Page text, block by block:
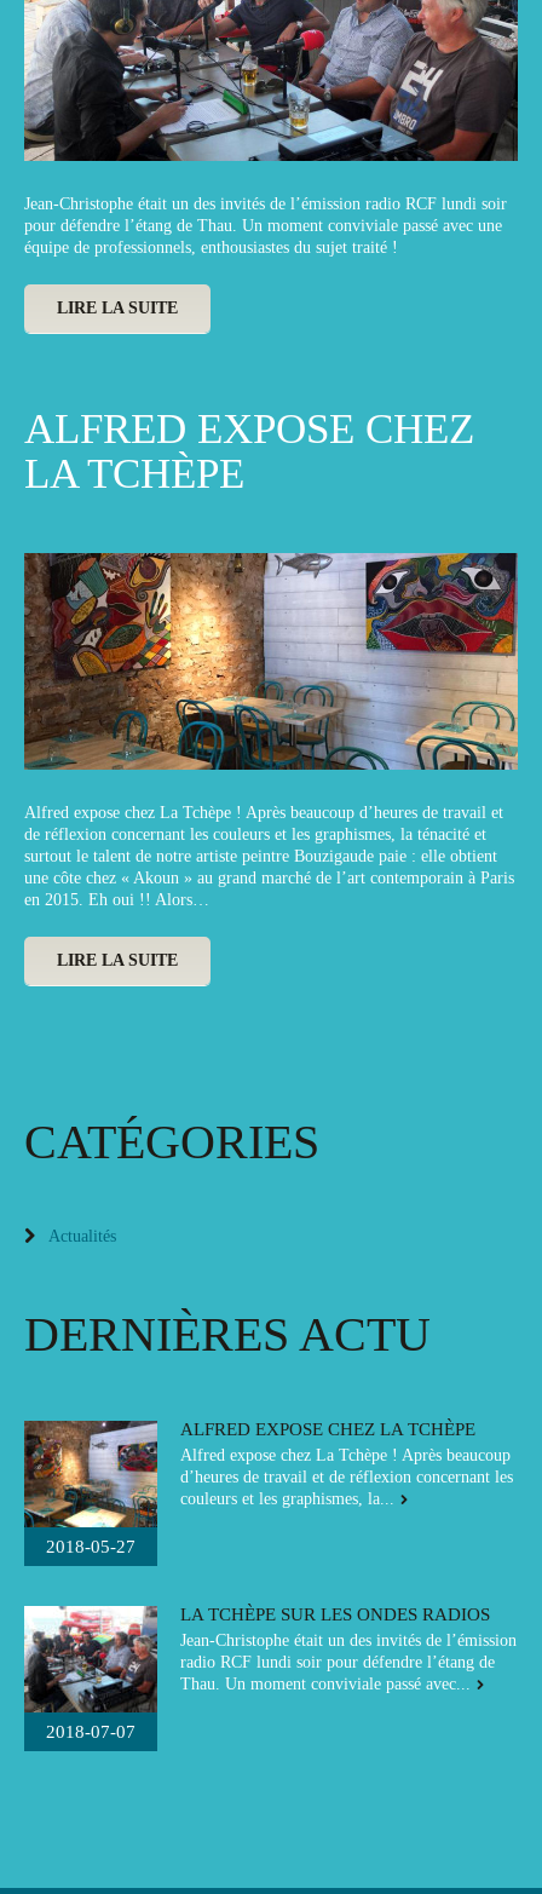
Jean-Christophe était un des invités de l’émission radio RCF lundi soir
pour défendre l’étang de Thau. Un moment conviviale passé avec une
équipe de professionnels, enthousiastes du sujet traité !
LIRE LA SUITE
ALFRED EXPOSE CHEZ
LA TCHÈPE
Alfred expose chez La Tchèpe ! Après beaucoup d’heures de travail et
de réflexion concernant les couleurs et les graphismes, la ténacité et
surtout le talent de notre artiste peintre Bouzigaude paie : elle obtient
une côte chez « Akoun » au grand marché de l’art contemporain à Paris
en 2015. Eh oui !! Alors…
LIRE LA SUITE
CATÉGORIES
Actualités
DERNIÈRES ACTU
2018-05-27
ALFRED EXPOSE CHEZ LA TCHÈPE
Alfred expose chez La Tchèpe ! Après beaucoup
d’heures de travail et de réflexion concernant les
couleurs et les graphismes, la...
2018-07-07
LA TCHÈPE SUR LES ONDES RADIOS
Jean-Christophe était un des invités de l’émission
radio RCF lundi soir pour défendre l’étang de
Thau. Un moment conviviale passé avec...